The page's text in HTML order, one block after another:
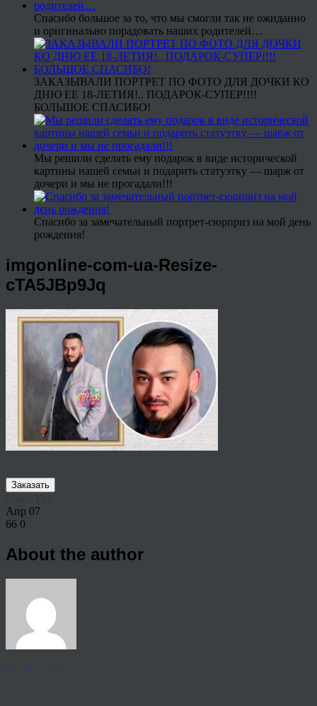
Спасибо большое за то, что мы смогли так не ожиданно
и оригинально порадовать наших родителей…
ЗАКАЗЫВАЛИ ПОРТРЕТ ПО ФОТО ДЛЯ ДОЧКИ КО
ДНЮ ЕЕ 18-ЛЕТИЯ!.. ПОДАРОК-СУПЕР!!!!
БОЛЬШОЕ СПАСИБО!
Мы решили сделать ему подарок в виде исторической
картины нашей семьи и подарить статуэтку — шарж от
дочери и мы не прогадали!!!
Спасибо за замечательный портрет-сюрприз на мой день
рождения!
imgonline-com-ua-Resize-
cTA5JBp9Jq
Заказать
Апр 07
66 0
About the author
View all articles by anton